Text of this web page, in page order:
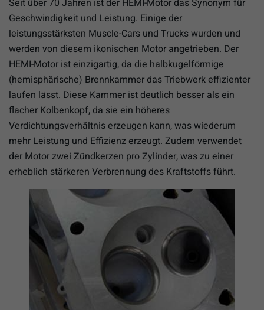
Geschwindigkeit und Leistung. Einige der
leistungsstärksten Muscle-Cars und Trucks wurden und
werden von diesem ikonischen Motor angetrieben. Der
HEMI-Motor ist einzigartig, da die halbkugelförmige
(hemisphärische) Brennkammer das Triebwerk effizienter
laufen lässt. Diese Kammer ist deutlich besser als ein
flacher Kolbenkopf, da sie ein höheres
Verdichtungsverhältnis erzeugen kann, was wiederum
mehr Leistung und Effizienz erzeugt. Zudem verwendet
der Motor zwei Zündkerzen pro Zylinder, was zu einer
erheblich stärkeren Verbrennung des Kraftstoffs führt.